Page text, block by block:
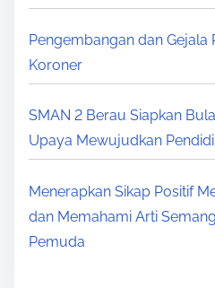
Pengembangan dan Gejala
Koroner
SMAN 2 Berau Siapkan
Upaya Mewujudkan
Menerapkan Sikap Positif
dan Memahami Arti
Pemuda